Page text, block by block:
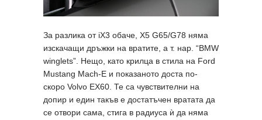
За разлика от iX3 обаче, X5 G65/G78 няма
изскачащи дръжки на вратите, а т. нар. “BMW
winglets”. Нещо, като крилца в стила на Ford
Mustang Mach-E и показаното доста по-
скоро Volvo EX60. Те са чувствителни на
допир и един такъв е достатъчен вратата да
се отвори сама, стига в радиуса ѝ да няма